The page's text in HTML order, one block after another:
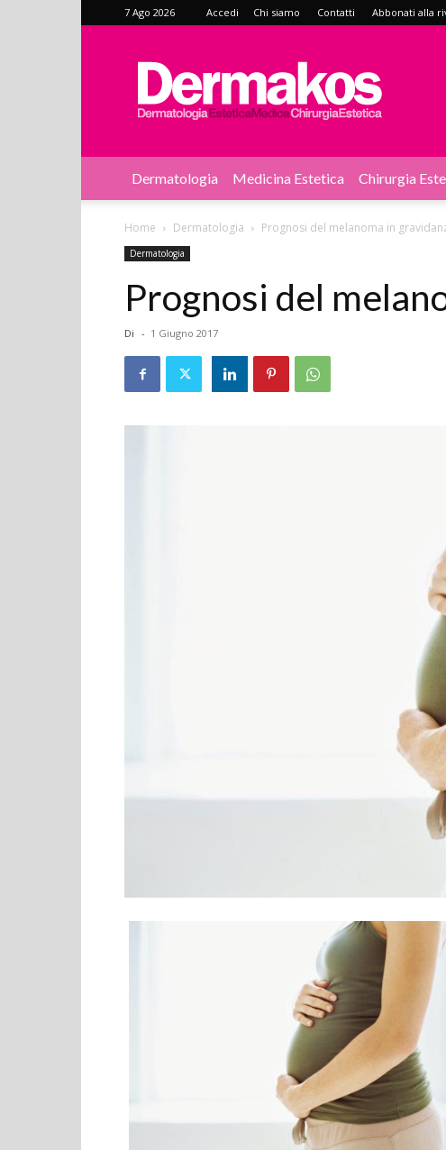
7 Ago 2026 Accedi Chi siamo Contatti Abbonati alla
Dermakos
Dermatologia Medicina Estetica Chirurgia
Home Dermatologia Prognosi del melanoma in
Dermatologia
Prognosi del
Di - 1 Giugno 2017